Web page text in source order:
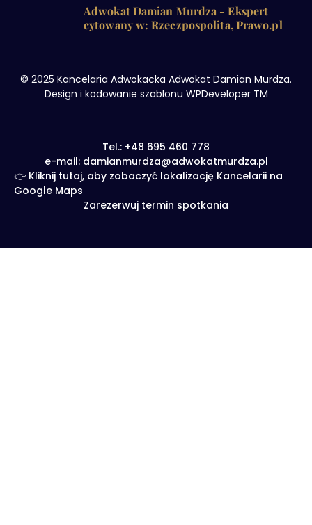
Adwokat Damian Murdza - Ekspert
cytowany w: Rzeczpospolita, Prawo.pl
© 2025 Kancelaria Adwokacka Adwokat Damian Murdza.
Design i kodowanie szablonu WPDeveloper TM
Tel.: +48 695 460 778
e-mail: damianmurdza@adwokatmurdza.pl
👉 Kliknij tutaj, aby zobaczyć lokalizację Kancelarii na
Google Maps
Zarezerwuj termin spotkania